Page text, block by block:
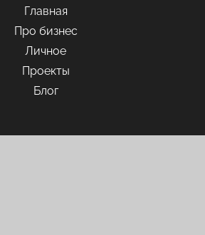
Главная
Про бизнес
Личное
Проекты
Блог